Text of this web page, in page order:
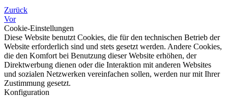
Zurück
Vor
Cookie-Einstellungen
Diese Website benutzt Cookies, die für den technischen Betrieb der
Website erforderlich sind und stets gesetzt werden. Andere Cookies,
die den Komfort bei Benutzung dieser Website erhöhen, der
Direktwerbung dienen oder die Interaktion mit anderen Websites
und sozialen Netzwerken vereinfachen sollen, werden nur mit Ihrer
Zustimmung gesetzt.
Konfiguration